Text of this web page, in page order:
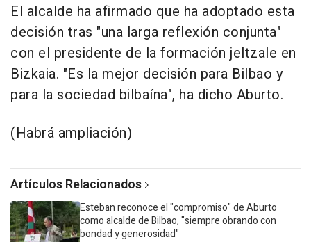
El alcalde ha afirmado que ha adoptado esta
decisión tras "una larga reflexión conjunta"
con el presidente de la formación jeltzale en
Bizkaia. "Es la mejor decisión para Bilbao y
para la sociedad bilbaína", ha dicho Aburto.
(Habrá ampliación)
Artículos Relacionados
Esteban reconoce el "compromiso" de Aburto
como alcalde de Bilbao, "siempre obrando con
bondad y generosidad"